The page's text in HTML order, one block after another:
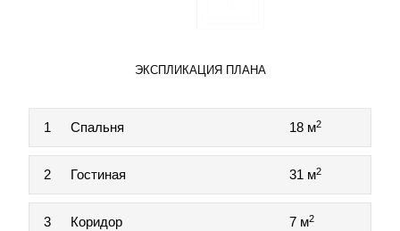
ЭКСПЛИКАЦИЯ ПЛАНА
1 Спальня 18 м2
2 Гостиная 31 м2
3 Коридор 7 м2